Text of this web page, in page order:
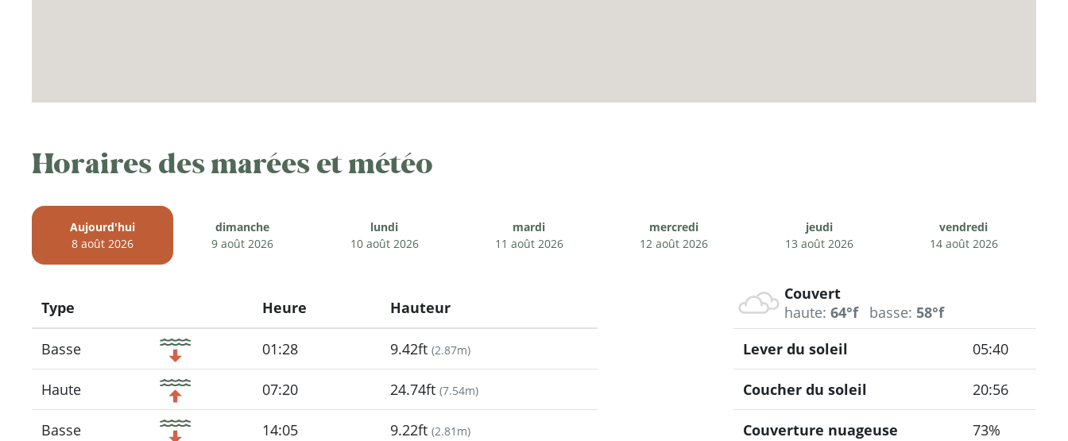
Horaires des marées et météo
Aujourd'hui
8 août 2026
dimanche
9 août 2026
lundi
10 août 2026
mardi
11 août 2026
mercredi
12 août 2026
jeudi
13 août 2026
vendredi
14 août 2026
Type
Icon
Heure Hauteur
Basse 01:28 9.42ft (2.87m)
Haute 07:20 24.74ft (7.54m)
Basse 14:05 9.22ft (2.81m)
Couvert
haute: 64°f basse: 58°f
Lever du soleil 05:40
Coucher du soleil 20:56
Couverture nuageuse 73%